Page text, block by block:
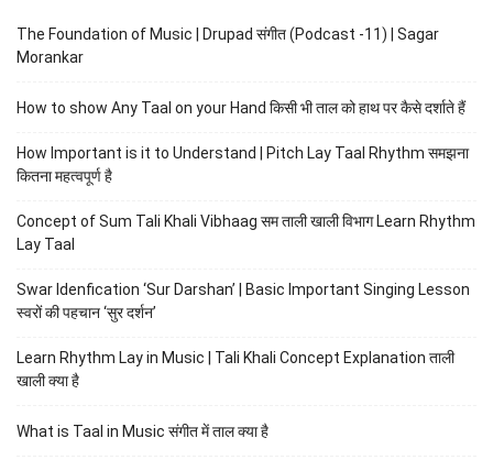
The Foundation of Music | Drupad संगीत (Podcast -11) | Sagar
Morankar
How to show Any Taal on your Hand किसी भी ताल को हाथ पर कैसे दर्शाते हैं
How Important is it to Understand | Pitch Lay Taal Rhythm समझना
कितना महत्वपूर्ण है
Concept of Sum Tali Khali Vibhaag सम ताली खाली विभाग Learn Rhythm
Lay Taal
Swar Idenfication ‘Sur Darshan’ | Basic Important Singing Lesson
स्वरों की पहचान ‘सुर दर्शन’
Learn Rhythm Lay in Music | Tali Khali Concept Explanation ताली
खाली क्या है
What is Taal in Music संगीत में ताल क्या है